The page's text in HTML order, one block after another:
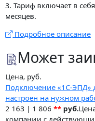
3. Тариф включает в
месяцев.
Подробное описание
Может
Цена, руб.
Подключение «1С-ЭПД»
настроен на нужном
2 163 | 1 806** руб.